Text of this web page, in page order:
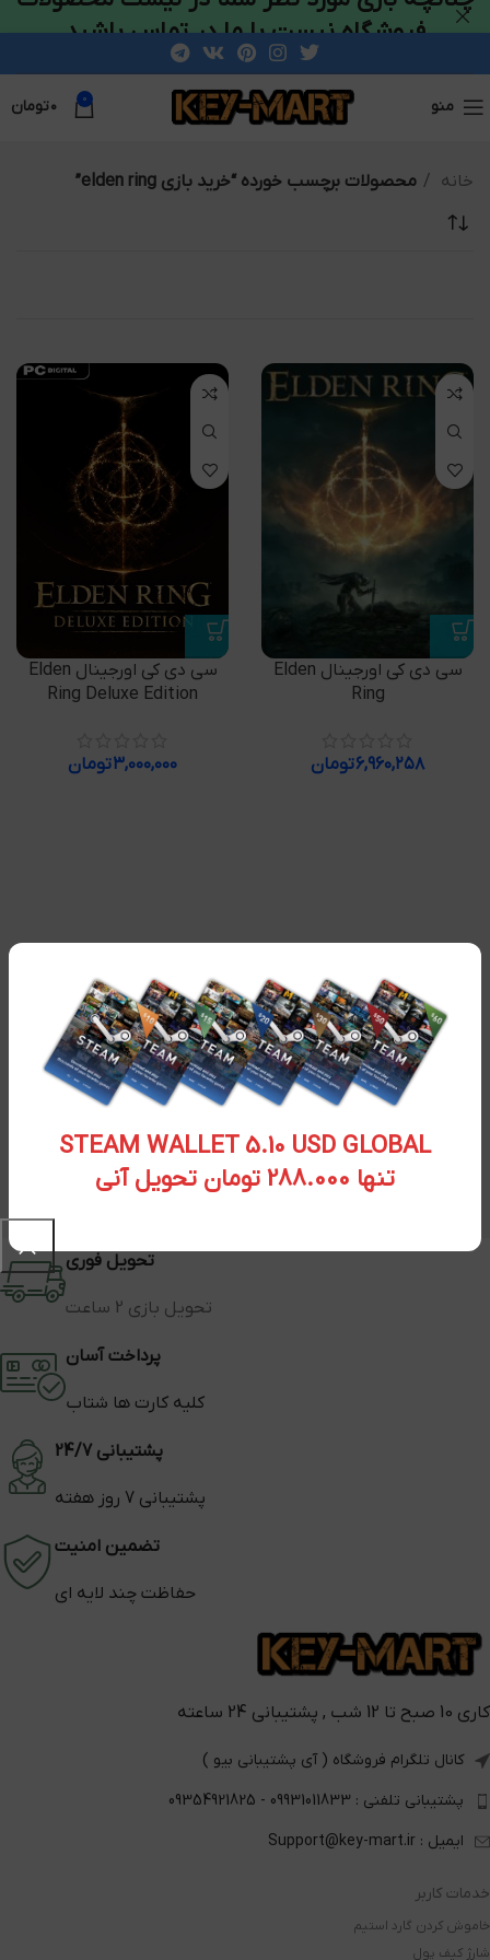
STEAM WALLET 5.10 USD GLOBAL
تنها 288.000 تومان تحویل آنی
منو 0 ۰تومان
خانه محصولات برچسب خورده “خرید بازی elden ring”
سی دی کی اورجینال Elden
Ring
۶,۹۶۰,۲۵۸تومان
سی دی کی اورجینال Elden
Ring Deluxe Edition
۳,۰۰۰,۰۰۰تومان
تحویل فوری
تحویل بازی 2 ساعت
پرداخت آسان
کلیه کارت ها شتاب
پشتیبانی 24/7
پشتیبانی 7 روز هفته
تضمین امنیت
حفاظت چند لایه ای
کاری 10 صبح تا 12 شب , پشتیبانی 24 ساعته
کانال تلگرام فروشگاه ( آی پشتیبانی بیو )
پشتیبانی تلفنی : 09931011833 - 09354921825
ایمیل : Support@key-mart.ir
خدمات کاربر
خاموش کردن گارد استیم
شارژ کیف پول
فروشگاه نیست با ما در تماس باشید